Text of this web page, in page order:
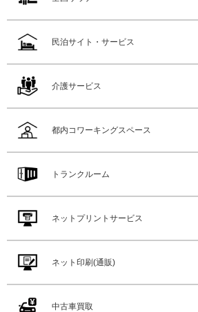
民泊サイト・サービス
介護サービス
都内コワーキングスペース
トランクルーム
ネットプリントサービス
ネット印刷(通販)
中古車買取